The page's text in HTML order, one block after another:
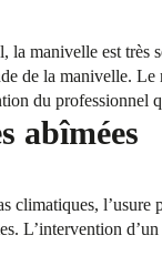
la manivelle est
de la manivelle.
du professionnel
abîmées
climatiques,
L’intervention